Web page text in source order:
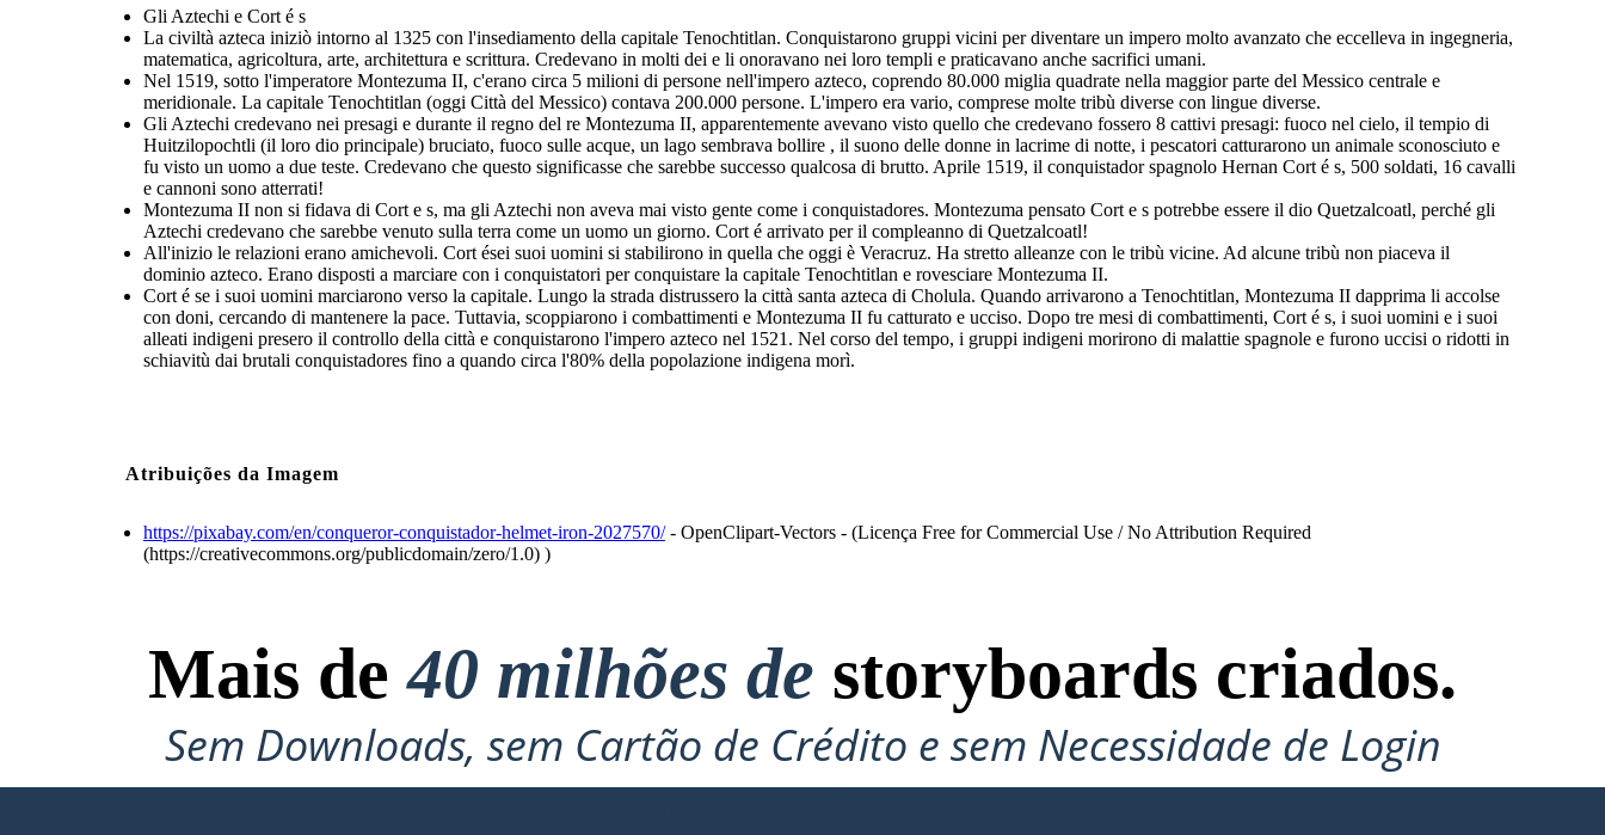
Gli Aztechi e Cort é s
La civiltà azteca iniziò intorno al 1325 con l'insediamento della capitale Tenochtitlan. Conquistarono gruppi vicini per diventare un impero molto avanzato che eccelleva in ingegneria,
matematica, agricoltura, arte, architettura e scrittura. Credevano in molti dei e li onoravano nei loro templi e praticavano anche sacrifici umani.
Nel 1519, sotto l'imperatore Montezuma II, c'erano circa 5 milioni di persone nell'impero azteco, coprendo 80.000 miglia quadrate nella maggior parte del Messico centrale e
meridionale. La capitale Tenochtitlan (oggi Città del Messico) contava 200.000 persone. L'impero era vario, comprese molte tribù diverse con lingue diverse.
Gli Aztechi credevano nei presagi e durante il regno del re Montezuma II, apparentemente avevano visto quello che credevano fossero 8 cattivi presagi: fuoco nel cielo, il tempio di
Huitzilopochtli (il loro dio principale) bruciato, fuoco sulle acque, un lago sembrava bollire , il suono delle donne in lacrime di notte, i pescatori catturarono un animale sconosciuto e
fu visto un uomo a due teste. Credevano che questo significasse che sarebbe successo qualcosa di brutto. Aprile 1519, il conquistador spagnolo Hernan Cort é s, 500 soldati, 16 cavalli
e cannoni sono atterrati!
Montezuma II non si fidava di Cort e s, ma gli Aztechi non aveva mai visto gente come i conquistadores. Montezuma pensato Cort e s potrebbe essere il dio Quetzalcoatl, perché gli
Aztechi credevano che sarebbe venuto sulla terra come un uomo un giorno. Cort é arrivato per il compleanno di Quetzalcoatl!
All'inizio le relazioni erano amichevoli. Cort ései suoi uomini si stabilirono in quella che oggi è Veracruz. Ha stretto alleanze con le tribù vicine. Ad alcune tribù non piaceva il
dominio azteco. Erano disposti a marciare con i conquistatori per conquistare la capitale Tenochtitlan e rovesciare Montezuma II.
Cort é se i suoi uomini marciarono verso la capitale. Lungo la strada distrussero la città santa azteca di Cholula. Quando arrivarono a Tenochtitlan, Montezuma II dapprima li accolse
con doni, cercando di mantenere la pace. Tuttavia, scoppiarono i combattimenti e Montezuma II fu catturato e ucciso. Dopo tre mesi di combattimenti, Cort é s, i suoi uomini e i suoi
alleati indigeni presero il controllo della città e conquistarono l'impero azteco nel 1521. Nel corso del tempo, i gruppi indigeni morirono di malattie spagnole e furono uccisi o ridotti in
schiavitù dai brutali conquistadores fino a quando circa l'80% della popolazione indigena morì.
Atribuições da Imagem
https://pixabay.com/en/conqueror-conquistador-helmet-iron-2027570/- OpenClipart-Vectors - (Licença Free for Commercial Use / No Attribution Required
(https://creativecommons.org/publicdomain/zero/1.0) )
Mais de40 milhões de storyboards criados.
Sem Downloads, sem Cartão de Crédito e sem Necessidade de Login
Para Experimentar!